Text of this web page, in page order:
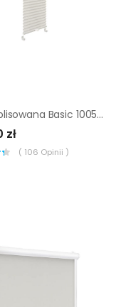
Roleta plisowana Basic 1005 Bawełna 118 x 140 cm
zł
( 106 Opinii )